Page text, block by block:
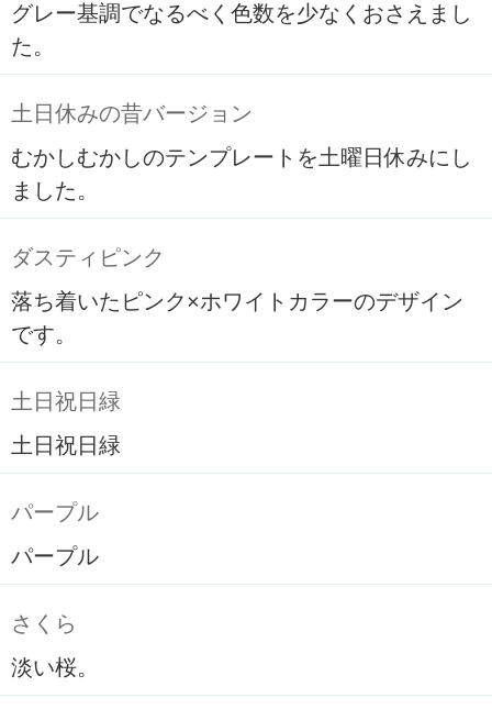
グレー基調でなるべく色数を少なくおさえまし
た。
土日休みの昔バージョン
むかしむかしのテンプレートを土曜日休みにし
ました。
ダスティピンク
落ち着いたピンク×ホワイトカラーのデザイン
です。
土日祝日緑
土日祝日緑
パープル
パープル
さくら
淡い桜。